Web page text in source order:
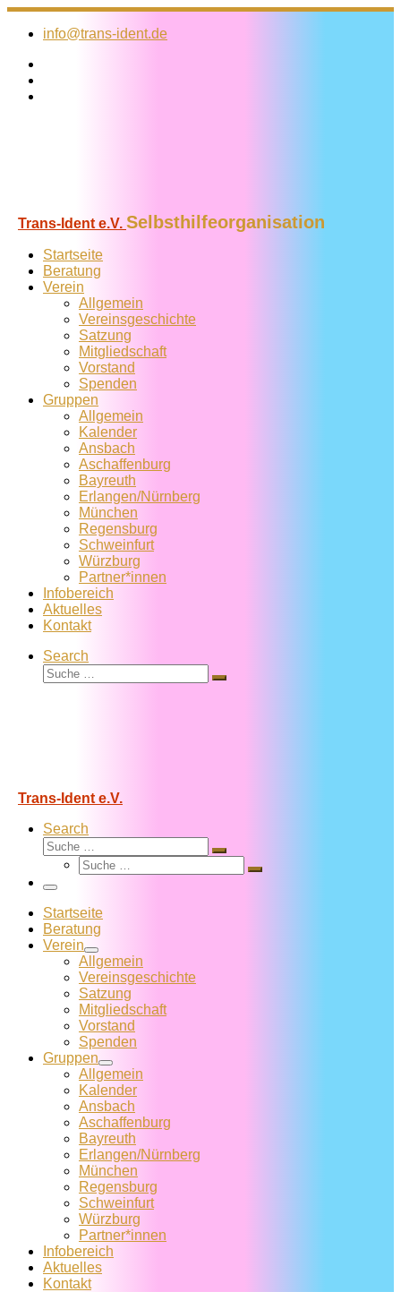
Zum
Inhalt
info@trans-ident.de
Trans-Ident e.V. Selbsthilfeorganisation
Startseite
Beratung
Verein
Allgemein
Vereins­geschichte
Satzung
Mitglied­schaft
Vorstand
Spenden
Gruppen
Allgemein
Kalender
Ansbach
Aschaffenburg
Bayreuth
Erlangen/Nürnberg
München
Regensburg
Schweinfurt
Würzburg
Partner*innen
Infobereich
Aktuelles
Kontakt
Search
Suche
Suche
Trans-Ident e.V.
Search
Suche
Suche
Suche
Suche
Menü
Startseite
Beratung
Verein
Allgemein
Vereins­geschichte
Satzung
Mitglied­schaft
Vorstand
Spenden
Gruppen
Allgemein
Kalender
Ansbach
Aschaffenburg
Bayreuth
Erlangen/Nürnberg
München
Regensburg
Schweinfurt
Würzburg
Partner*innen
Infobereich
Aktuelles
Kontakt